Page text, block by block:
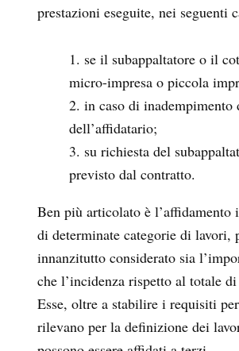
prestazioni eseguite, nei seguenti
se il subappaltatore o il
micro-impresa o piccola
in caso di inadempimento
dell’affidatario;
su richiesta del
previsto dal contratto.
Ben più articolato è l’affidamento
di determinate categorie di lavori,
innanzitutto considerato sia
che l’incidenza rispetto al totale
Esse, oltre a stabilire i requisiti
rilevano per la definizione dei